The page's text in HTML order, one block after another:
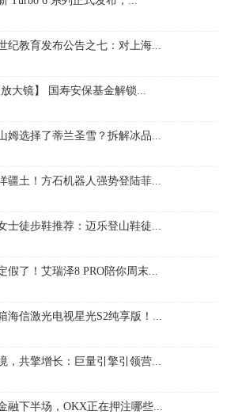
纪教育发布公告之七：对上海...
放大镜】 国寿安保基金解锁...
姆选择了蒂兰圣雪？拆解冰品...
疆土！方石机器人强势登陆菲...
士徒步鞋推荐：迈乐登山鞋徒...
假了！艾瑞泽8 PRO陪你周末...
海信激光电视星光S2纯享版！...
，共擎增长：巨量引擎引领营...
融下半场，OKX正在押注哪些...